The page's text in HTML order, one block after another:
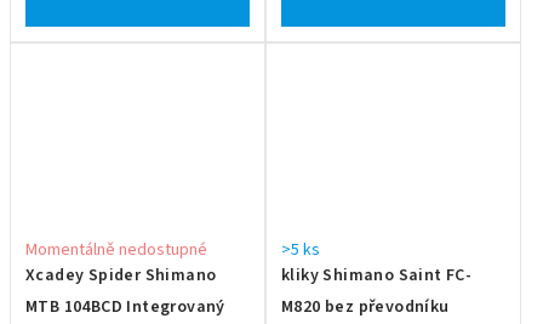
Xcadey Spider Shimano
MTB 104BCD Integrovaný
Momentálně nedostupné
kliky Shimano Saint FC-
M820 bez převodníku
>5 ks